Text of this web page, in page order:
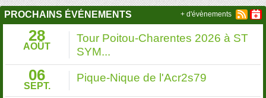
PROCHAINS ÉVÉNEMENTS
28
AOÛT
Tour Poitou-Charentes 2026 à ST
SYM...
06
SEPT.
Pique-Nique de l'Acr2s79
+ d'évènements